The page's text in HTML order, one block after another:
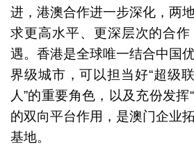
进，港澳合作进一步深化，两
求更高水平、更深层次的合
遇。香港是全球唯一结合中国
界级城市，可以担当好“超级
人”的重要角色，以及充份发挥
的双向平台作用，是澳门企业
基地。